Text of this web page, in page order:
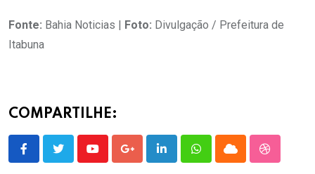
Fonte: Bahia Noticias | Foto: Divulgação / Prefeitura de
Itabuna
COMPARTILHE:
YoutubeGoogle+LinkedInWhatsappCloud